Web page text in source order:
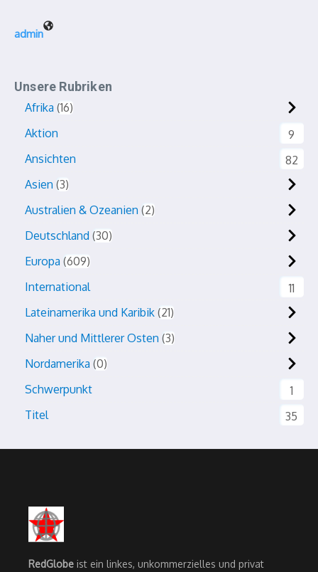
admin
Unsere Rubriken
Afrika 16
Aktion
9
Ansichten
82
Asien 3
Australien & Ozeanien 2
Deutschland 30
Europa 609
International
11
Lateinamerika und Karibik 21
Naher und Mittlerer Osten 3
Nordamerika 0
Schwerpunkt
1
Titel
35
RedGlobe ist ein linkes, unkommerzielles und privat